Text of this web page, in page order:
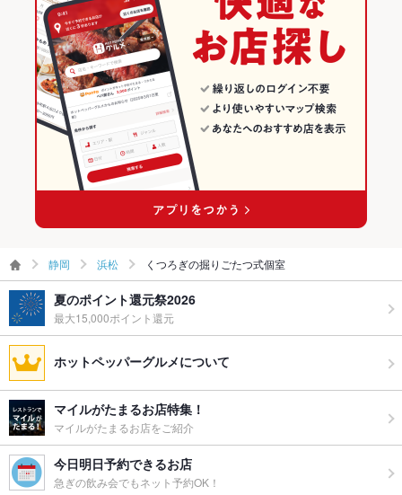
静岡 浜松 くつろぎの掘りごたつ式個室
夏のポイント還元祭2026
最大15,000ポイント還元
ホットペッパーグルメについて
マイルがたまるお店特集！
マイルがたまるお店をご紹介
今日明日予約できるお店
急ぎの飲み会でもネット予約OK！